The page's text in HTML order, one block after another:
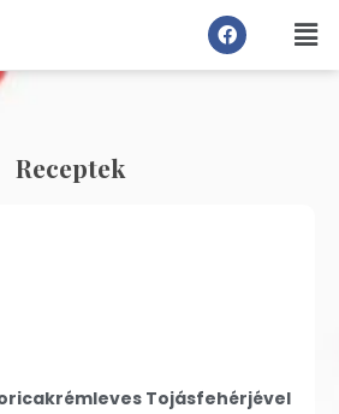
Receptek
Tojásfehérjével